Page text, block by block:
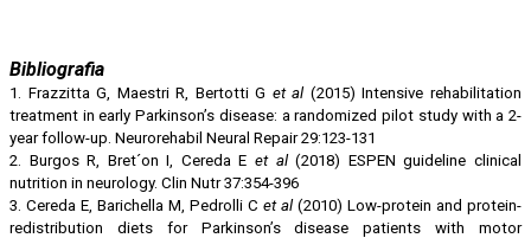
Bibliografia
1. Frazzitta G, Maestri R, Bertotti G et al(2015) Intensive rehabilitation
treatment in early Parkinson’s disease: a randomized pilot study with a 2-
year follow-up. Neurorehabil Neural Repair 29:123-131
2. Burgos R, Bret´on I, Cereda Eet al(2018) ESPEN guideline clinical
nutrition in neurology. Clin Nutr 37:354-396
3. Cereda E, Barichella M, Pedrolli C et al (2010) Low-protein and protein-
redistribution diets for Parkinson’s disease patients with motor